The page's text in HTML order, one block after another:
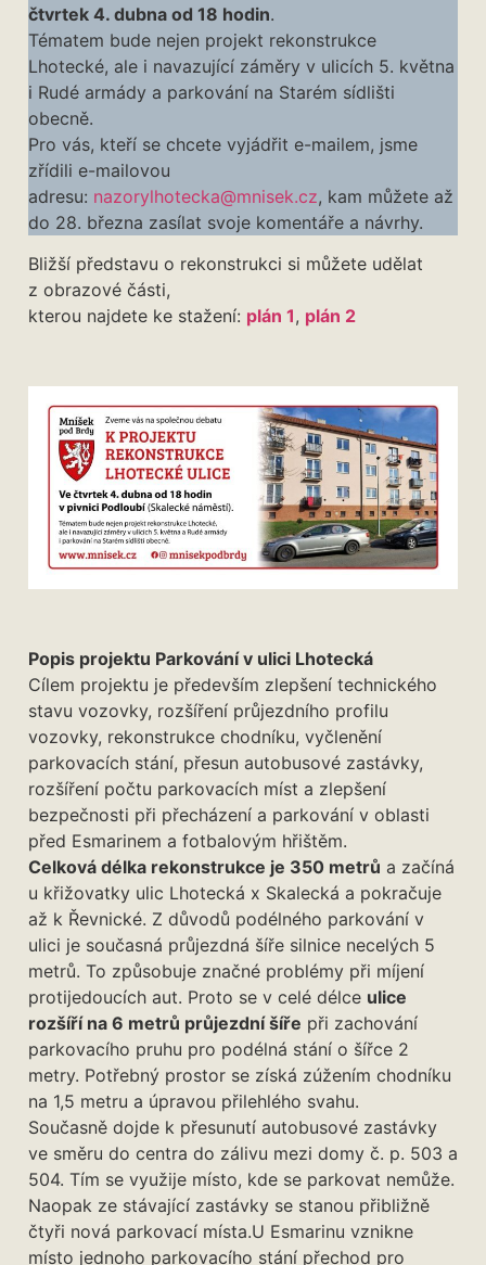
čtvrtek 4. dubna od 18 hodin.
Tématem bude nejen projekt rekonstrukce
Lhotecké, ale i navazující záměry v ulicích 5. května
i Rudé armády a parkování na Starém sídlišti
obecně.
Pro vás, kteří se chcete vyjádřit e-mailem, jsme
zřídili e-mailovou
adresu: nazorylhotecka@mnisek.cz, kam můžete až
do 28. března zasílat svoje komentáře a návrhy.
Bližší představu o rekonstrukci si můžete udělat
z obrazové části,
kterou najdete ke stažení: plán 1, plán 2
Popis projektu Parkování v ulici Lhotecká
Cílem projektu je především zlepšení technického
stavu vozovky, rozšíření průjezdního profilu
vozovky, rekonstrukce chodníku, vyčlenění
parkovacích stání, přesun autobusové zastávky,
rozšíření počtu parkovacích míst a zlepšení
bezpečnosti při přecházení a parkování v oblasti
před Esmarinem a fotbalovým hřištěm.
Celková délka rekonstrukce je 350 metrů a začíná
u křižovatky ulic Lhotecká x Skalecká a pokračuje
až k Řevnické. Z důvodů podélného parkování v
ulici je současná průjezdná šíře silnice necelých 5
metrů. To způsobuje značné problémy při míjení
protijedoucích aut. Proto se v celé délce ulice
rozšíří na 6 metrů průjezdní šíře při zachování
parkovacího pruhu pro podélná stání o šířce 2
metry. Potřebný prostor se získá zúžením chodníku
na 1,5 metru a úpravou přilehlého svahu.
Současně dojde k přesunutí autobusové zastávky
ve směru do centra do zálivu mezi domy č. p. 503 a
504. Tím se využije místo, kde se parkovat nemůže.
Naopak ze stávající zastávky se stanou přibližně
čtyři nová parkovací místa.U Esmarinu vznikne
místo jednoho parkovacího stání přechod pro